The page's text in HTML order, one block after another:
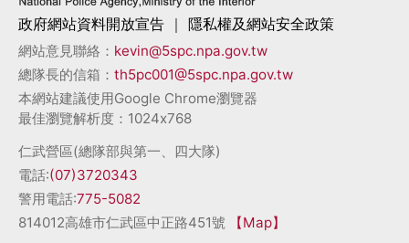
政府網站資料開放宣告 ｜ 隱私權及網站安全政策
網站意見聯絡： kevin@5spc.npa.gov.tw
總隊長的信箱： th5pc001@5spc.npa.gov.tw
本網站建議使用Google Chrome瀏覽器
最佳瀏覽解析度：1024x768
仁武營區(總隊部與第一、四大隊)
電話:(07)3720343
警用電話:775-5082
814012高雄市仁武區中正路451號
【Map】